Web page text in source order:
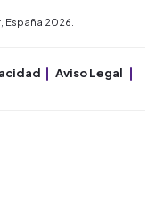
2026.
Aviso Legal